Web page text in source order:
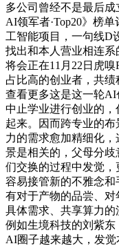
多公司曾经不是最后
AI领军者·Top20》榜
工智能项目，一句线D
找出和本人营业相连系
将会正在11月22日虎
占比高的创业者，共绩
查看更多这是这一轮
中止学业进行创业的
起来。因而跨专业的
力的需求愈加精细化
景是相关的，父母分
们交换的过程中发觉，
容易接管新的不雅念
有对于产物的品尝、
具体需求、共享算力的
例如生境科技的刘紫
AI圈子越来越大，发